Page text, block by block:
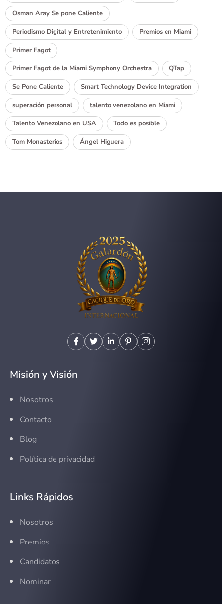
Osman Aray Se pone Caliente
Periodismo Digital y Entretenimiento Premios en Miami
Primer Fagot
Primer Fagot de la Miami Symphony Orchestra QTap
Se Pone Caliente Smart Technology Device Integration
superación personal talento venezolano en Miami
Talento Venezolano en USA Todo es posible
Tom Monasterios Ángel Higuera
Misión y Visión
Nosotros
Contacto
Blog
Política de privacidad
Links Rápidos
Nosotros
Premios
Candidatos
Nominar